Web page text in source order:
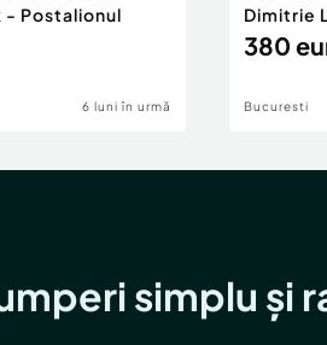
- Postalionul
6 luni în urmă
Dimitrie
380
Bucuresti
simplu și